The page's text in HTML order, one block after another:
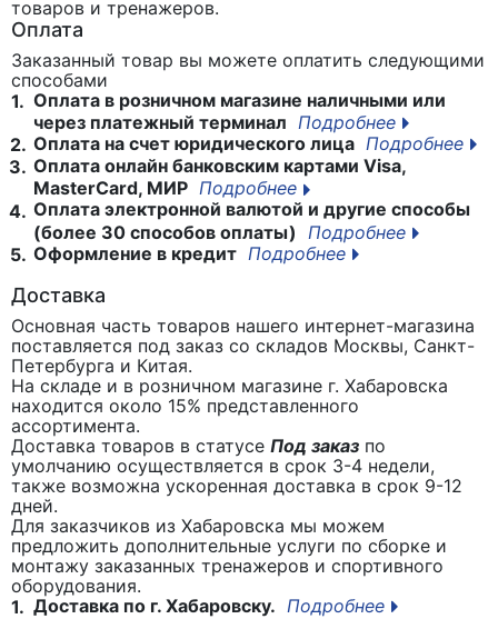
товаров и тренажеров.
Оплата
Заказанный товар вы можете оплатить следующими
способами
1. Оплата в розничном магазине наличными или
через платежный терминал Подробнее
2. Оплата на счет юридического лица Подробнее
3. Оплата онлайн банковским картами Visa,
MasterCard, МИР Подробнее
4. Оплата электронной валютой и другие способы
(более 30 способов оплаты)
Подробнее
5. Оформление в кредит Подробнее
Доставка
Основная часть товаров нашего интернет-магазина
поставляется под заказ со складов Москвы, Санкт-
Петербурга и Китая.
На складе и в розничном магазине г. Хабаровска
находится около 15% представленного
ассортимента.
Доставка товаров в статусе Под заказ по
умолчанию осуществляется в срок 3-4 недели,
также возможна ускоренная доставка в срок 9-12
дней.
Для заказчиков из Хабаровска мы можем
предложить дополнительные услуги по сборке и
монтажу заказанных тренажеров и спортивного
оборудования.
1. Доставка по г. Хабаровску. Подробнее